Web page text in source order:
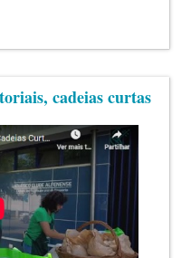
cadeias curtas